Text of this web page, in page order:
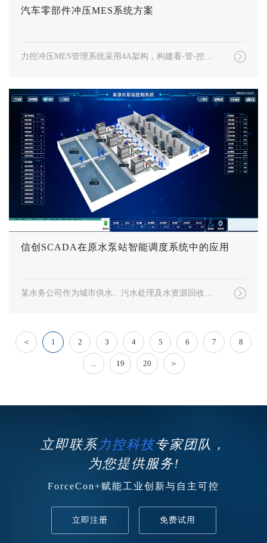
汽车零部件冲压MES系统方案
力控冲压MES管理系统采用4A架构，构建看-管-控一体化管理平台，全面提升车间信息化管理水平以及核心管理指标，并通过实时监测设备运行状态与报警信息，实现生产过程透明化。
信创SCADA在原水泵站智能调度系统中的应用
某水务公司作为城市供水、污水处理及水资源回收的服务商，正面临提升运营效率、保障水质安全、降耗减排等多重挑战，通过引入力控自主研发的跨平台监控组态软件ForceSCADA，成功构建了一套安全可靠、高效智能的原水泵站调度系统，以“自主可控”筑牢水务安全防线。
＜ 1 2 3 4 5 6 7 8
... 19 20 ＞
立即联系 力控科技专家团队，
为您提供服务!
ForceCon+赋能工业创新与自主可控
立即注册 免费试用